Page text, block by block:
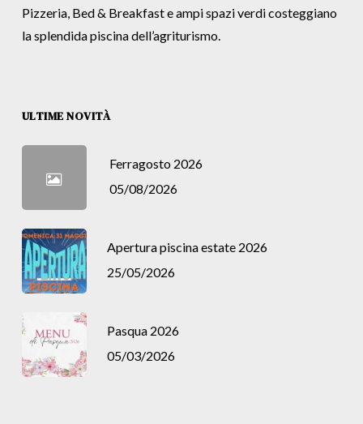
Pizzeria, Bed & Breakfast e ampi spazi verdi costeggiano
la splendida piscina dell’agriturismo.
ULTIME NOVITÀ
Ferragosto 2026
05/08/2026
Apertura piscina estate 2026
25/05/2026
Pasqua 2026
05/03/2026